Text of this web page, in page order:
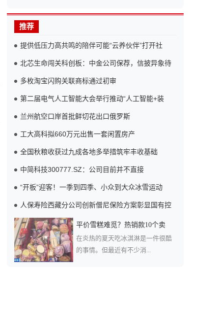
推荐
提供低压力高共鸣的陪伴可能“云养伙伴”打开社
北芯生命闯关科创板：中金公司保荐，信披异象待
多枚淘宝闪购关联商标通过初审
第二届电气人工智能大会举行推动“人工智能+装
兰州航空口岸首批鲜切花出口俄罗斯
工大高科拟660万元出售一套闲置房产
全国秋粮收获过九成各地多举措筑牢丰收基础
中简科技300777.SZ：公司目前并不直接
“开板”迎客！一季到四季、小众到大众冰雪运动
人保寿险西藏分公司创新僧尼保险方案彰显国有控
平价雪糕难觅？热销款10个卖
在炎热的夏天吃冰淇淋是一件很酷
的事情。但最近有不少消...